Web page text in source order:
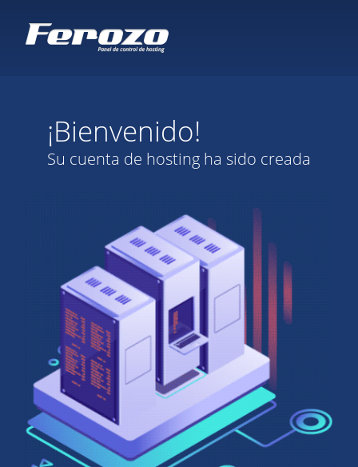
¡Bienvenido!
Su cuenta de hosting ha sido creada